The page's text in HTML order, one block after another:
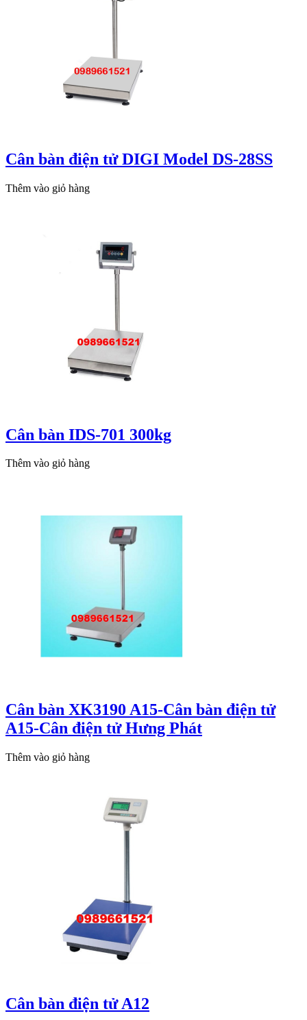
Cân bàn điện tử DIGI Model DS-28SS
Thêm vào giỏ hàng
Cân bàn IDS-701 300kg
Thêm vào giỏ hàng
Cân bàn XK3190 A15-Cân bàn điện tử
A15-Cân điện tử Hưng Phát
Thêm vào giỏ hàng
Cân bàn điện tử A12